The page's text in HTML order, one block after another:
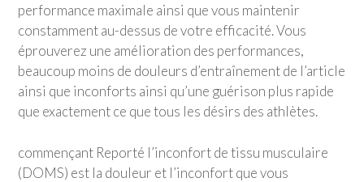
performance maximale ainsi que vous maintenir
constamment au-dessus de votre efficacité. Vous
éprouverez une amélioration des performances,
beaucoup moins de douleurs d’entraînement de l’article
ainsi que inconforts ainsi qu’une guérison plus rapide
que exactement ce que tous les désirs des athlètes.
commençant Reporté l’inconfort de tissu musculaire
(DOMS) est la douleur et l’inconfort que vous